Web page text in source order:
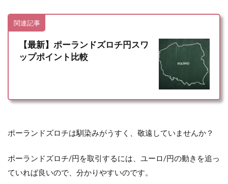
関連記事
【最新】ポーランドズロチ円スワ
ップポイント比較
ポーランドズロチは馴染みがうすく、敬遠していませんか？
ポーランドズロチ/円を取引するには、ユーロ/円の動きを追っ
ていれば良いので、分かりやすいのです。